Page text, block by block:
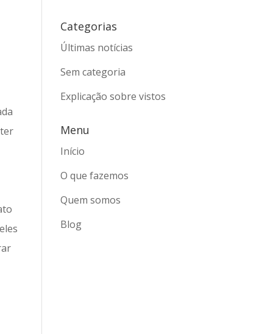
Categorias
Últimas notícias
Sem categoria
Explicação sobre vistos
Menu
Início
O que fazemos
Quem somos
Blog